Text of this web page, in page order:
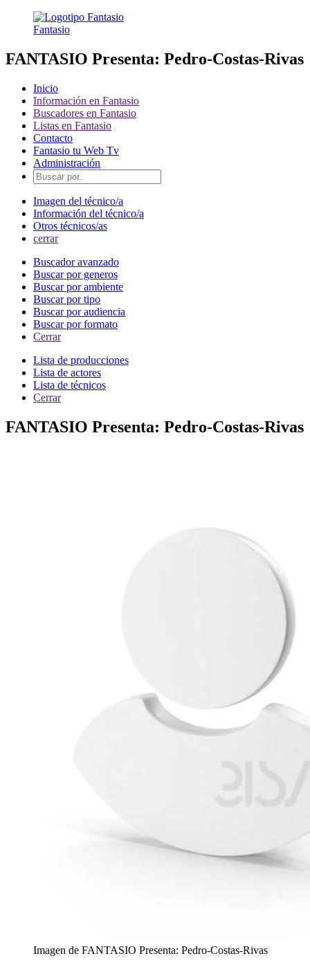
Fantasio
FANTASIO Presenta: Pedro-Costas-Rivas
Inicio
Información en Fantasio
Buscadores en Fantasio
Listas en Fantasio
Contacto
Fantasio tu Web Tv
Administración
Imagen del técnico/a
Información del técnico/a
Otros técnicos/as
cerrar
Buscador avanzado
Buscar por generos
Buscar por ambiente
Buscar por tipo
Buscar por audiencia
Buscar por formato
Cerrar
Lista de producciones
Lista de actores
Lista de técnicos
Cerrar
FANTASIO Presenta: Pedro-Costas-Rivas
Imagen de FANTASIO Presenta: Pedro-Costas-Rivas